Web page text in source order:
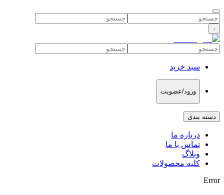
۰
سبد خرید
ورود/عضویت
دسته بندی
درباره ما
تماس با ما
وبلاگ
کلیه محصولات
Error